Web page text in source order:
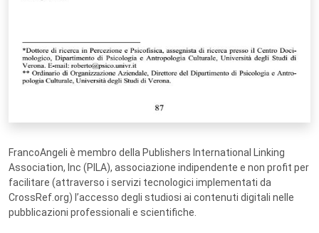
FrancoAngeli è membro della Publishers International Linking
Association, Inc (PILA), associazione indipendente e non profit per
facilitare (attraverso i servizi tecnologici implementati da
CrossRef.org) l’accesso degli studiosi ai contenuti digitali nelle
pubblicazioni professionali e scientifiche.